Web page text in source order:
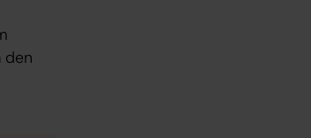
den